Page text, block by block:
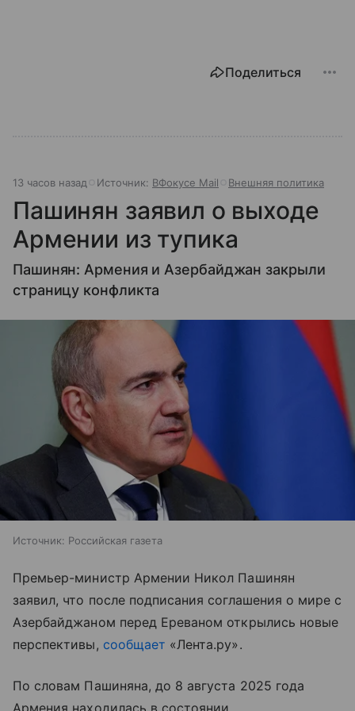
Поделиться
13 часов назад Источник: ВФокусе Mail Внешняя политика
Пашинян заявил о выходе
Армении из тупика
Пашинян: Армения и Азербайджан закрыли
страницу конфликта
Источник: Российская газета
Премьер-министр Армении Никол Пашинян
заявил, что после подписания соглашения о мире с
Азербайджаном перед Ереваном открылись новые
перспективы, сообщает «Лента.ру».
По словам Пашиняна, до 8 августа 2025 года
Армения находилась в состоянии